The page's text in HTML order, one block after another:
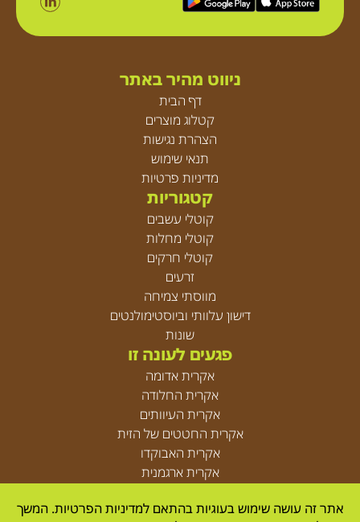
ניווט מהיר באתר
דף הבית
קטלוג מוצרים
הצהרת נגישות
תנאי שימוש
מדיניות פרטיות
קטגוריות
קוטלי עשבים
קוטלי מחלות
קוטלי חרקים
זרעים
מווסתי צמיחה
דישון עלוותי וביוסטימולנטים
שונות
פגעים לעונה זו
אקרית אדומה
אקרית החלודה
אקרית העיוותים
אקרית החטטים של הזית
אקרית האבוקדו
אקרית ארגמנית
אתר זה עושה שימוש בעוגיות בהתאם למדיניות הפרטיות. המשך